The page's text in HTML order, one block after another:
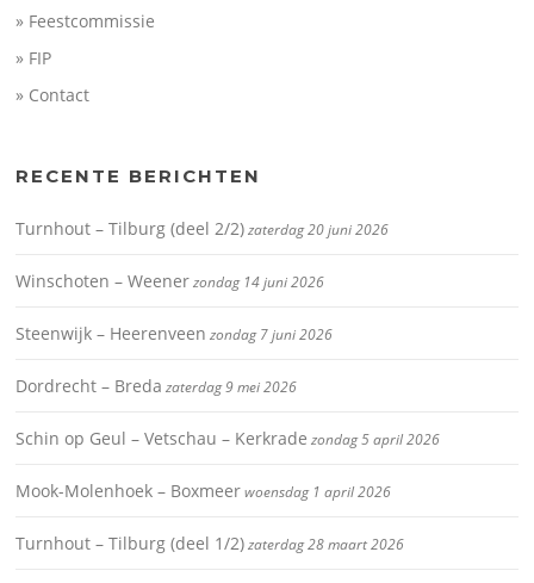
» Feestcommissie
» FIP
» Contact
RECENTE BERICHTEN
Turnhout – Tilburg (deel 2/2)zaterdag 20 juni 2026
Winschoten – Weenerzondag 14 juni 2026
Steenwijk – Heerenveen zondag 7 juni 2026
Dordrecht – Breda zaterdag 9 mei 2026
Schin op Geul – Vetschau – Kerkrade zondag 5 april 2026
Mook-Molenhoek – Boxmeerwoensdag 1 april 2026
Turnhout – Tilburg (deel 1/2)zaterdag 28 maart 2026